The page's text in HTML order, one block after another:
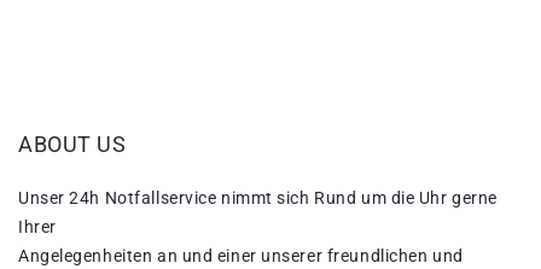
ABOUT US
Unser 24h Notfallservice nimmt sich Rund um die Uhr gerne
Ihrer
Angelegenheiten an und einer unserer freundlichen und